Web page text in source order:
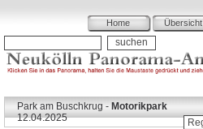
Übersicht
Home
Park am Buschkrug - Motorikpark
12.04.2025